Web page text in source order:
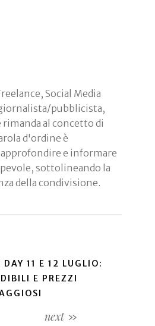
Social Media
pubblicista,
al concetto di
d'ordine è
e informare
sottolineando la
della condivisione.
11 E 12 LUGLIO:
E PREZZI